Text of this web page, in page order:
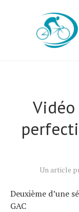
Vidéo
Un article
Deuxième d’une
GAC